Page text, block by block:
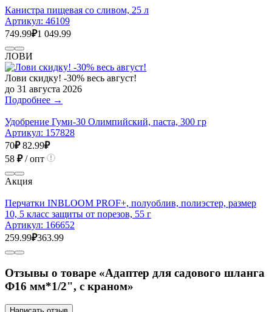
Канистра пищевая со сливом, 25 л
Артикул: 46109
749.99₽1 049.99
ЛОВИ
Лови скидку! -30% весь август!
до 31 августа 2026
Подробнее →
Удобрение Гуми-30 Олимпийский, паста, 300 гр
Артикул: 157828
70₽ 82.99₽
58 ₽/ опт
Акция
Перчатки INBLOOM PROF+, полуоблив, полиэстер, размер
10, 5 класс защиты от порезов, 55 г
Артикул: 166652
259.99₽363.99
Отзывы о товаре «Адаптер для садового шланга
Ф16 мм*1/2", с краном»